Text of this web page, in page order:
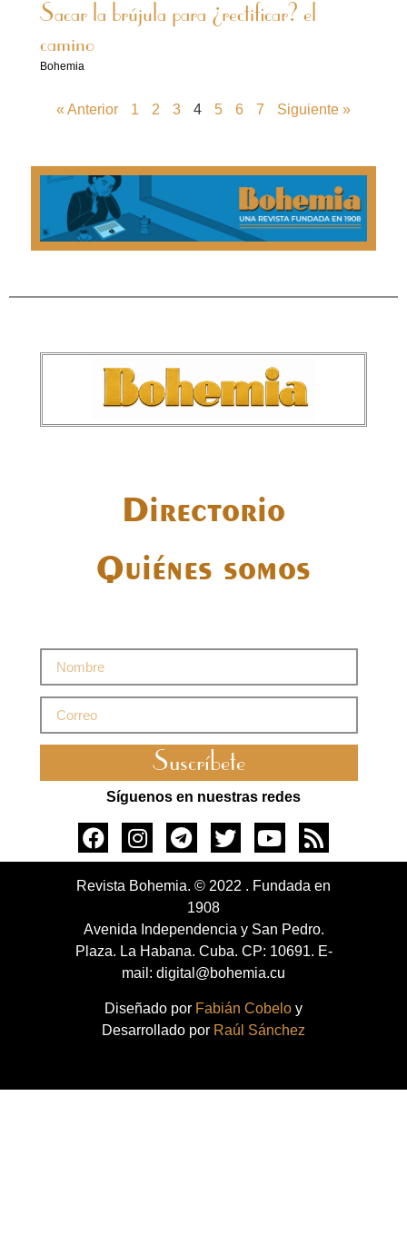
Sacar la brújula para ¿rectificar? el
camino
Bohemia
« Anterior 1 2 3 4 5 6 7 Siguiente »
Directorio
Quiénes somos
Suscríbete
Síguenos en nuestras redes
Revista Bohemia. © 2022 . Fundada en
1908
Avenida Independencia y San Pedro.
Plaza. La Habana. Cuba. CP: 10691. E-
mail: digital@bohemia.cu
Diseñado por Fabián Cobelo y
Desarrollado por Raúl Sánchez